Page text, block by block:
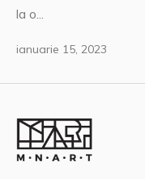
la o...
ianuarie 15, 2023